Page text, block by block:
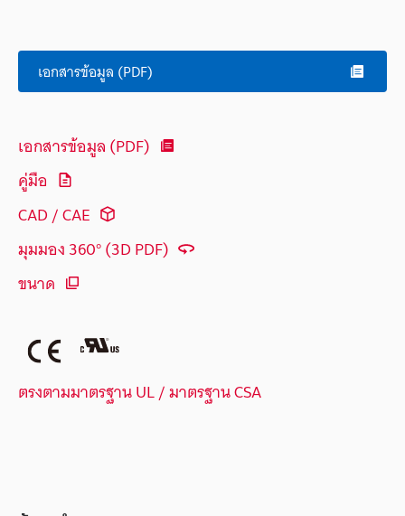
เอกสารข้อมูล (PDF)
เอกสารข้อมูล (PDF)
คู่มือ
CAD / CAE
มุมมอง 360° (3D PDF)
ขนาด
ตรงตามมาตรฐาน UL / มาตรฐาน CSA